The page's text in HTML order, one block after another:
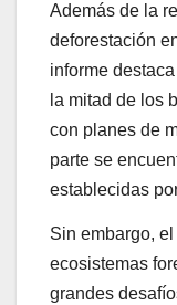
Además de la
deforestación
informe
la mitad de los
con planes de
parte se
establecidas
Sin embargo,
ecosistemas
grandes